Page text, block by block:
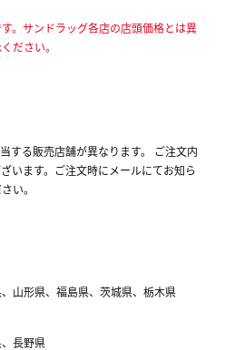
。サンドラッグ各店の店頭価格とは異
ださい。
する販売店舗が異なります。 ご注文内
います。ご注文時にメールにてお知ら
い。
山形県、福島県、茨城県、栃木県
長野県